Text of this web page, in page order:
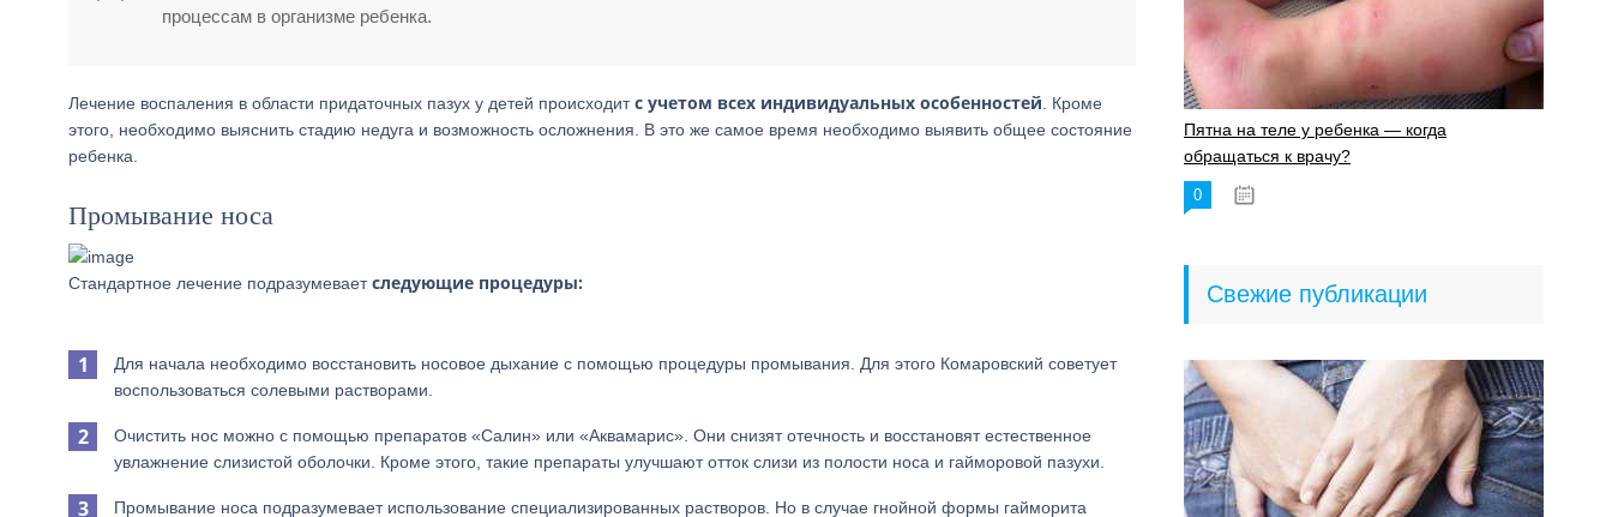
процессам в организме ребенка.
Лечение воспаления в области придаточных пазух у детей происходитс учетом всех индивидуальных особенностей . Кроме
этого, необходимо выяснить стадию недуга и возможность осложнения. В это же самое время необходимо выявить общее состояние
ребенка.
Промывание носа
Стандартное лечение подразумеваетследующие процедуры:
Для начала необходимо восстановить носовое дыхание с помощью процедуры промывания. Для этого Комаровский советует
воспользоваться солевыми растворами.
Очистить нос можно с помощью препаратов «Салин» или «Аквамарис». Они снизят отечность и восстановят естественное
увлажнение слизистой оболочки. Кроме этого, такие препараты улучшают отток слизи из полости носа и гайморовой пазухи.
Промывание носа подразумевает использование специализированных растворов. Но в случае гнойной формы гайморита
Пятна на теле у ребенка — когда
обращаться к врачу?
0
Свежие публикации